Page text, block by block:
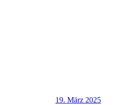
19. März 2025